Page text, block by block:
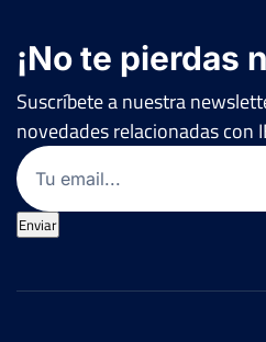
¡No te pierdas
Suscríbete a nuestra
novedades relacionadas con
Email
Enviar